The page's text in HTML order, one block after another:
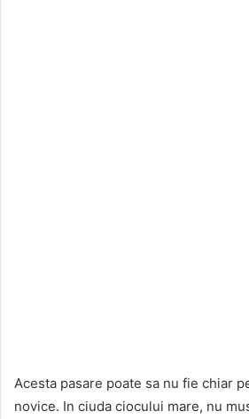
Acesta pasare poate sa nu fie chiar
novice. In ciuda ciocului mare, nu